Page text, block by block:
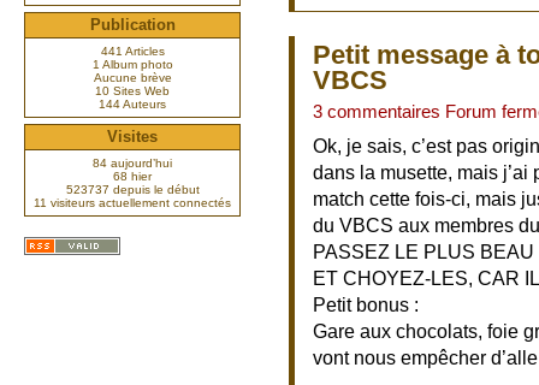
Petit message à
VBCS
3 commentaires Forum
Ok, je sais, c’est pas
dans la musette, mais
match cette fois-ci, mais
du VBCS aux membres
PASSEZ LE PLUS
ET CHOYEZ-LES, CAR
Petit bonus :
Gare aux chocolats, foie
vont nous empêcher
Publication
441 Articles
1 Album photo
Aucune brève
10 Sites Web
144 Auteurs
Visites
84 aujourd’hui
68 hier
523737 depuis le début
11 visiteurs actuellement connectés